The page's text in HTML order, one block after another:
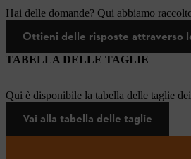
Hai delle domande? Qui abbiamo
Ottieni delle risposte attraverso
TABELLA DELLE TAGLIE
Qui è disponibile la tabella delle taglie
Vai alla tabella delle taglie